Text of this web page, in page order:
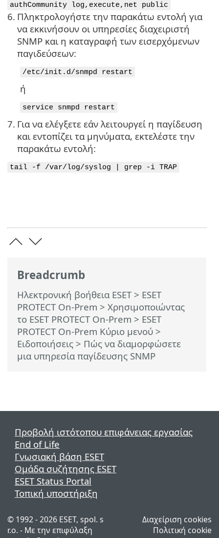
Breadcrumb
Ηλεκτρονική βοήθεια ESET> ESET
PROTECT On-Prem > Χρησιμοποιώντας
το ESET PROTECT On-Prem > ESET
PROTECT On-Prem Κύριο μενού >
Ειδοποιήσεις > Πώς να διαμορφώσετε
μια υπηρεσία παγίδευσης SNMP
authCommunity log,execute,net public
6. Πληκτρολογήστε την παρακάτω εντολή για
να εκκινήσουν οι υπηρεσίες διαχειριστή
SNMP και η καταγραφή των εισερχόμενων
παγιδεύσεων:
/etc/init.d/snmpd restart
ή
service snmpd restart
7. Για να ελέγξετε εάν λειτουργεί η παγίδευση
και εντοπίζει τα μηνύματα, εκτελέστε την
παρακάτω εντολή:
tail -f /var/log/syslog | grep -i TRAP
Προβολή ιστότοπου επιφάνειας εργασίας
End of Life
Γνωσιακή βάση ESET
Ομάδα συζήτησης ESET
ESET Status Portal
Τοπική υποστήριξη
© 1992 - 2026 ESET, spol. s
r.o. - Με την επιφύλαξη
Διαχείριση cookies
Πολιτική cookie